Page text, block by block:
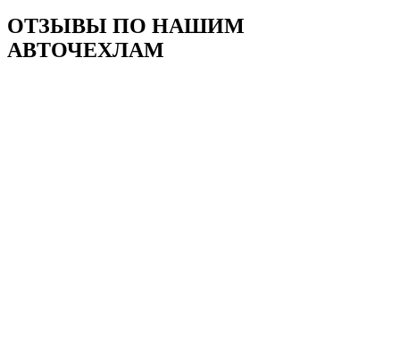
ОТЗЫВЫ ПО НАШИМ
АВТОЧЕХЛАМ